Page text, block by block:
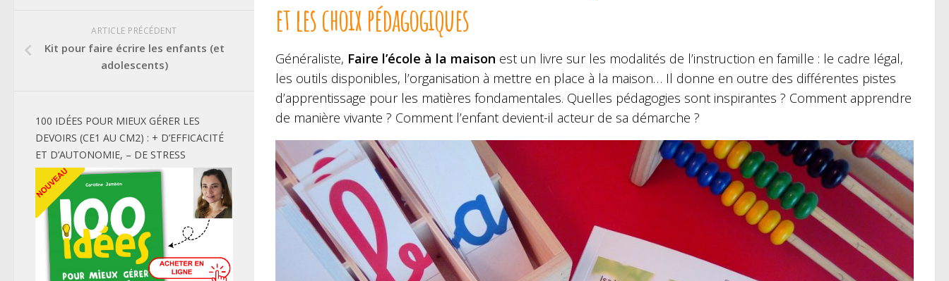
et les choix pédagogiques
Généraliste, Faire l’école à la maison est un livre sur les modalités de l’instruction en famille : le cadre légal,
les outils disponibles, l’organisation à mettre en place à la maison… Il donne en outre des différentes pistes
d’apprentissage pour les matières fondamentales. Quelles pédagogies sont inspirantes ? Comment apprendre
de manière vivante ? Comment l’enfant devient-il acteur de sa démarche ?
ARTICLE PRÉCÉDENT
Kit pour faire écrire les enfants (et
adolescents)
100 IDÉES POUR MIEUX GÉRER LES
DEVOIRS (CE1 AU CM2) : + D’EFFICACITÉ
ET D’AUTONOMIE, – DE STRESS